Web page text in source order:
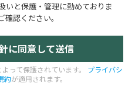
と保護・管理に勤めておりま
確認ください。
って保護されています。
プライバシ
約が適用されます。